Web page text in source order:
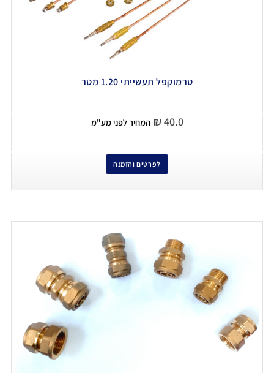
טרמוקפל תעשייתי 1.20 מטר
₪ 40.0 המחיר לפני מע"מ
לפרטים והזמנה